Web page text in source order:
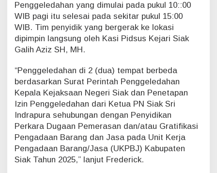
n
o
B
P
J
Penggeledahan yang dimulai pada pukul 10::00
WIB pagi itu selesai pada sekitar pukul 15:00
WIB. Tim penyidik yang bergerak ke lokasi
dipimpin langsung oleh Kasi Pidsus Kejari Siak
Galih Aziz SH, MH.
“Penggeledahan di 2 (dua) tempat berbeda
berdasarkan Surat Perintah Penggeledahan
Kepala Kejaksaan Negeri Siak dan Penetapan
Izin Penggeledahan dari Ketua PN Siak Sri
Indrapura sehubungan dengan Penyidikan
Perkara Dugaan Pemerasan dan/atau Gratifikasi
Pengadaan Barang dan Jasa pada Unit Kerja
Pengadaan Barang/Jasa (UKPBJ) Kabupaten
Siak Tahun 2025,” lanjut Frederick.